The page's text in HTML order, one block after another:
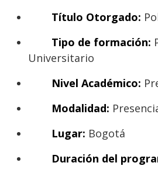
Título Otorgado:
Tipo de formación:
Universitario
Nivel Académico:
Modalidad:
Lugar: Bogotá
Duración del